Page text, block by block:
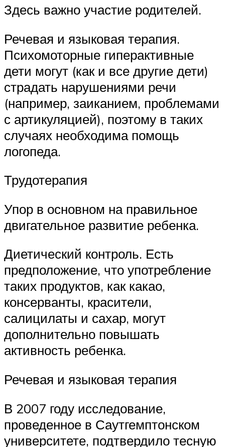
Здесь важно участие родителей.
Речевая и языковая терапия.
Психомоторные гиперактивные
дети могут (как и все другие дети)
страдать нарушениями речи
(например, заиканием, проблемами
с артикуляцией), поэтому в таких
случаях необходима помощь
логопеда.
Трудотерапия
Упор в основном на правильное
двигательное развитие ребенка.
Диетический контроль. Есть
предположение, что употребление
таких продуктов, как какао,
консерванты, красители,
салицилаты и сахар, могут
дополнительно повышать
активность ребенка.
Речевая и языковая терапия
В 2007 году исследование,
проведенное в Саутгемптонском
университете, подтвердило тесную